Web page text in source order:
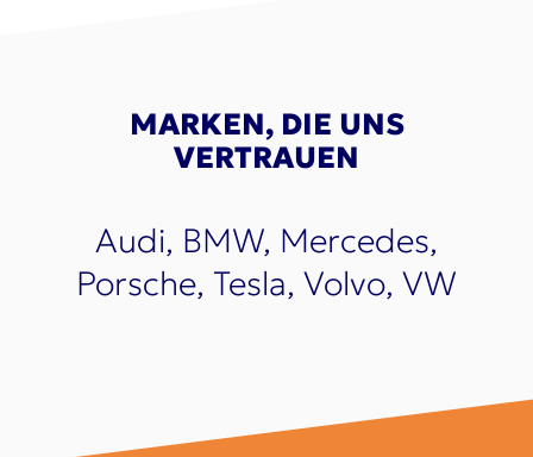
MARKEN, DIE UNS
VERTRAUEN
Audi, BMW, Mercedes,
Porsche, Tesla, Volvo, VW